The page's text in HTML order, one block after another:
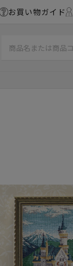
お買い物ガイド